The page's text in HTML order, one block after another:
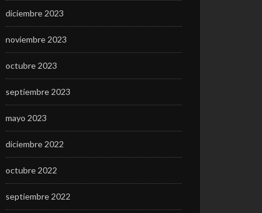
diciembre 2023
noviembre 2023
octubre 2023
septiembre 2023
mayo 2023
diciembre 2022
octubre 2022
septiembre 2022